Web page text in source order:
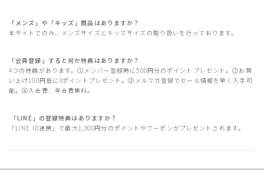
「メンズ」や「キッズ」商品はありますか？
本サイトでのみ、メンズサイズとキッズサイズの取り扱いを行っております。
「会員登録」すると何か特典はありますか？
4つの特典があります。①メンバー登録時に500円分のポイントプレゼント。②お買
い上げ100円毎に3ポイントプレゼント。③メルマガ登録でセール情報を早く入手可
能。④入会費、年会費無料。
「LINE」の登録特典はありますか？
「LINE ID連携」で最大1,300円分のポイントやクーポンがプレゼントされます。